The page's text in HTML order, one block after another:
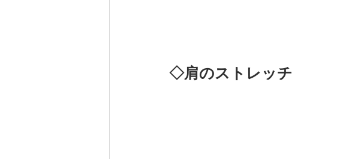
◇肩のストレッチ